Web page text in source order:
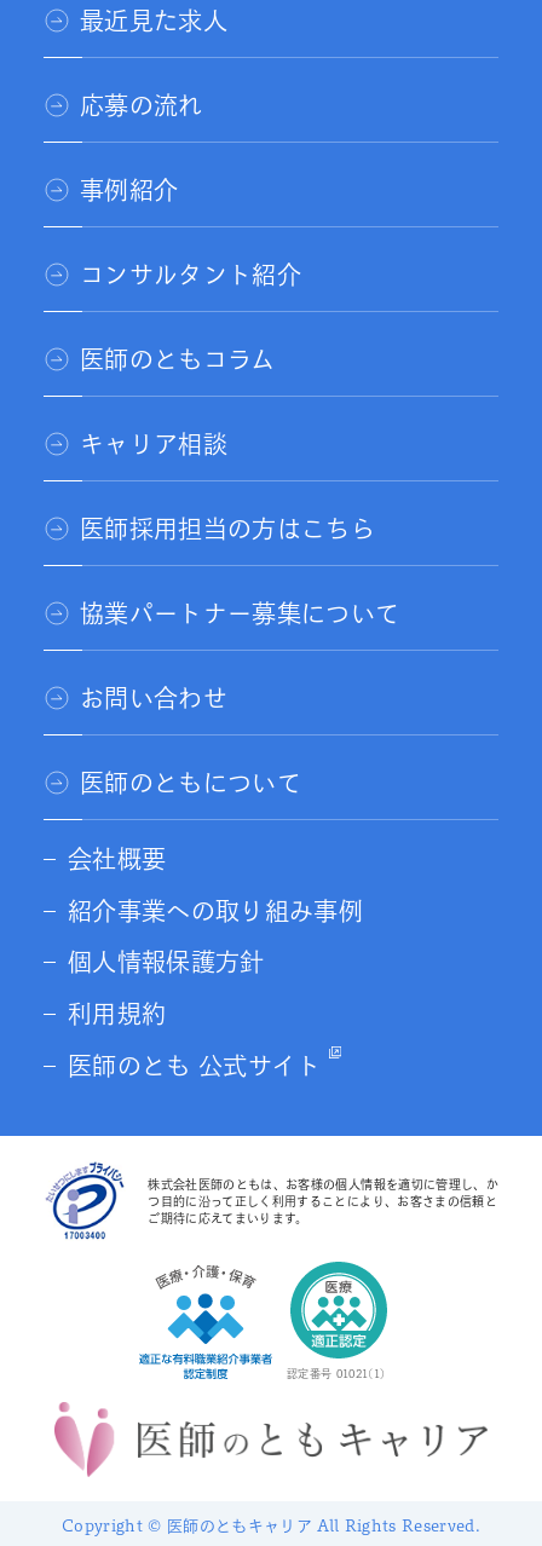
最近見た求人
応募の流れ
事例紹介
コンサルタント紹介
医師のともコラム
キャリア相談
医師採用担当の方はこちら
協業パートナー募集について
お問い合わせ
医師のともについて
会社概要
紹介事業への取り組み事例
個人情報保護方針
利用規約
医師のとも 公式サイト
認定番号 01021(1)
株式会社医師のともは、お客様の個人情報を適切に管理し、か
つ目的に沿って正しく利用することにより、お客さまの信頼と
ご期待に応えてまいります。
Copyright © 医師のともキャリア All Rights Reserved.